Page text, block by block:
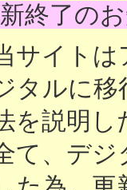
終了の
サイト
タルに移
を説明し
て、デジ